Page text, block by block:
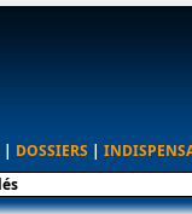
| DOSSIERS |